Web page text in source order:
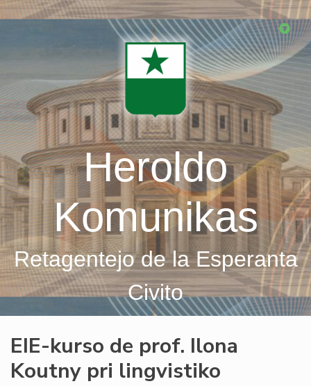
Skip
Heroldo
Komunikas
Retagentejo de la Esperanta
Civito
EIE-kurso de prof. Ilona
Koutny pri lingvistiko